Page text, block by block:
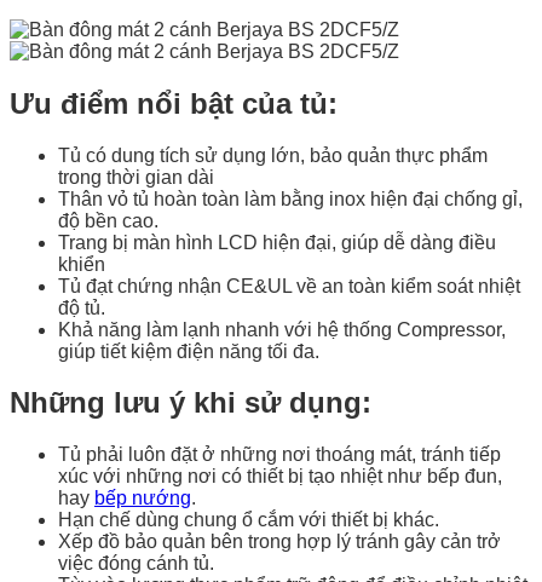
Ưu điểm nổi bật của tủ:
Tủ có dung tích sử dụng lớn, bảo quản thực phẩm
trong thời gian dài
Thân vỏ tủ hoàn toàn làm bằng inox hiện đại chống gỉ,
độ bền cao.
Trang bị màn hình LCD hiện đại, giúp dễ dàng điều
khiển
Tủ đạt chứng nhận CE&UL về an toàn kiểm soát nhiệt
độ tủ.
Khả năng làm lạnh nhanh với hệ thống Compressor,
giúp tiết kiệm điện năng tối đa.
Những lưu ý khi sử dụng:
Tủ phải luôn đặt ở những nơi thoáng mát, tránh tiếp
xúc với những nơi có thiết bị tạo nhiệt như bếp đun,
hay bếp nướng.
Hạn chế dùng chung ổ cắm với thiết bị khác.
Xếp đồ bảo quản bên trong hợp lý tránh gây cản trở
việc đóng cánh tủ.